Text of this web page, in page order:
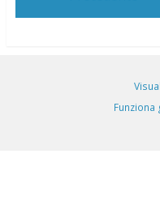
Funziona